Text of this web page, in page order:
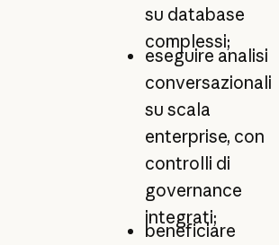
su database
complessi;
eseguire analisi
conversazionali
su scala
enterprise, con
controlli di
governance
integrati;
beneficiare